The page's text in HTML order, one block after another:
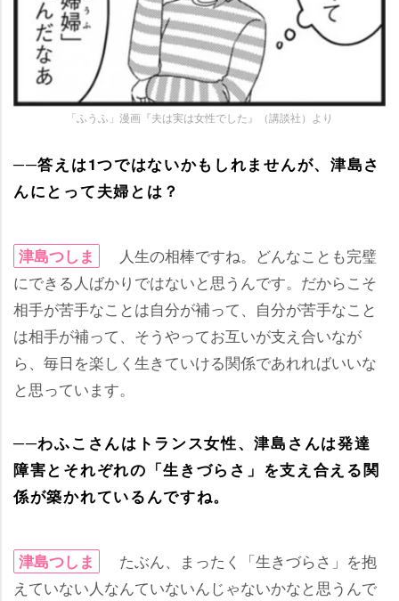
「ふうふ」漫画『夫は実は女性でした』（講談社）より
──答えは1つではないかもしれませんが、津島さ
んにとって夫婦とは？
津島つしま
人生の相棒ですね。どんなことも完璧
にできる人ばかりではないと思うんです。だからこそ
相手が苦手なことは自分が補って、自分が苦手なこと
は相手が補って、そうやってお互いが支え合いなが
ら、毎日を楽しく生きていける関係であれればいいな
と思っています。
──わふこさんはトランス女性、津島さんは発達
障害とそれぞれの「生きづらさ」を支え合える関
係が築かれているんですね。
津島つしま
たぶん、まったく「生きづらさ」を抱
えていない人なんていないんじゃないかなと思うんで